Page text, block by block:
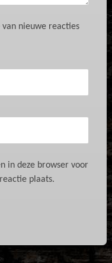
nieuwe reacties
in deze browser voor
plaats.